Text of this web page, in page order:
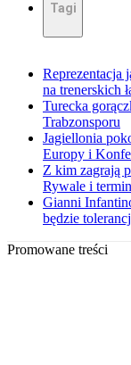
Tagi
Reprezentacja
na trenerskich
Turecka
Trabzonsporu
Jagiellonia
Europy i
Z kim zagrają
Rywale i
Gianni
będzie
Promowane treści